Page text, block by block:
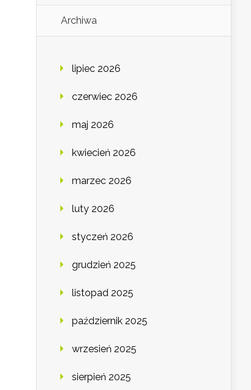
Archiwa
lipiec 2026
czerwiec 2026
maj 2026
kwiecień 2026
marzec 2026
luty 2026
styczeń 2026
grudzień 2025
listopad 2025
październik 2025
wrzesień 2025
sierpień 2025